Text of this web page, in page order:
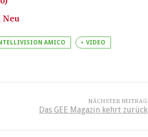
AMICO VIDEO
NÄCHSTER BEITRAG
Das GEE Magazin kehrt zurück